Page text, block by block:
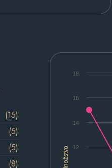
Množstvo 12
14
16
18
(15)
(5)
(5)
(8)